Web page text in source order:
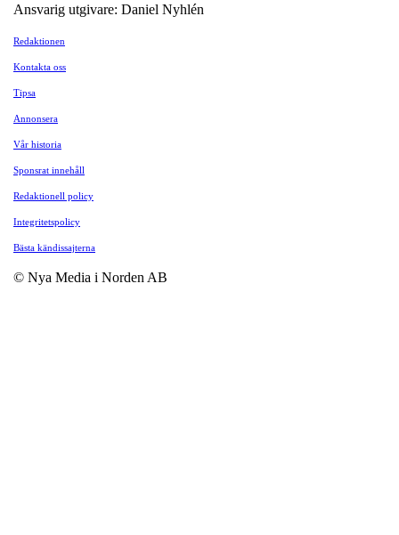
Ansvarig utgivare: Daniel Nyhlén
Redaktionen
Kontakta oss
Tipsa
Annonsera
Vår historia
Sponsrat innehåll
Redaktionell policy
Integritetspolicy
Bästa kändissajterna
© Nya Media i Norden AB